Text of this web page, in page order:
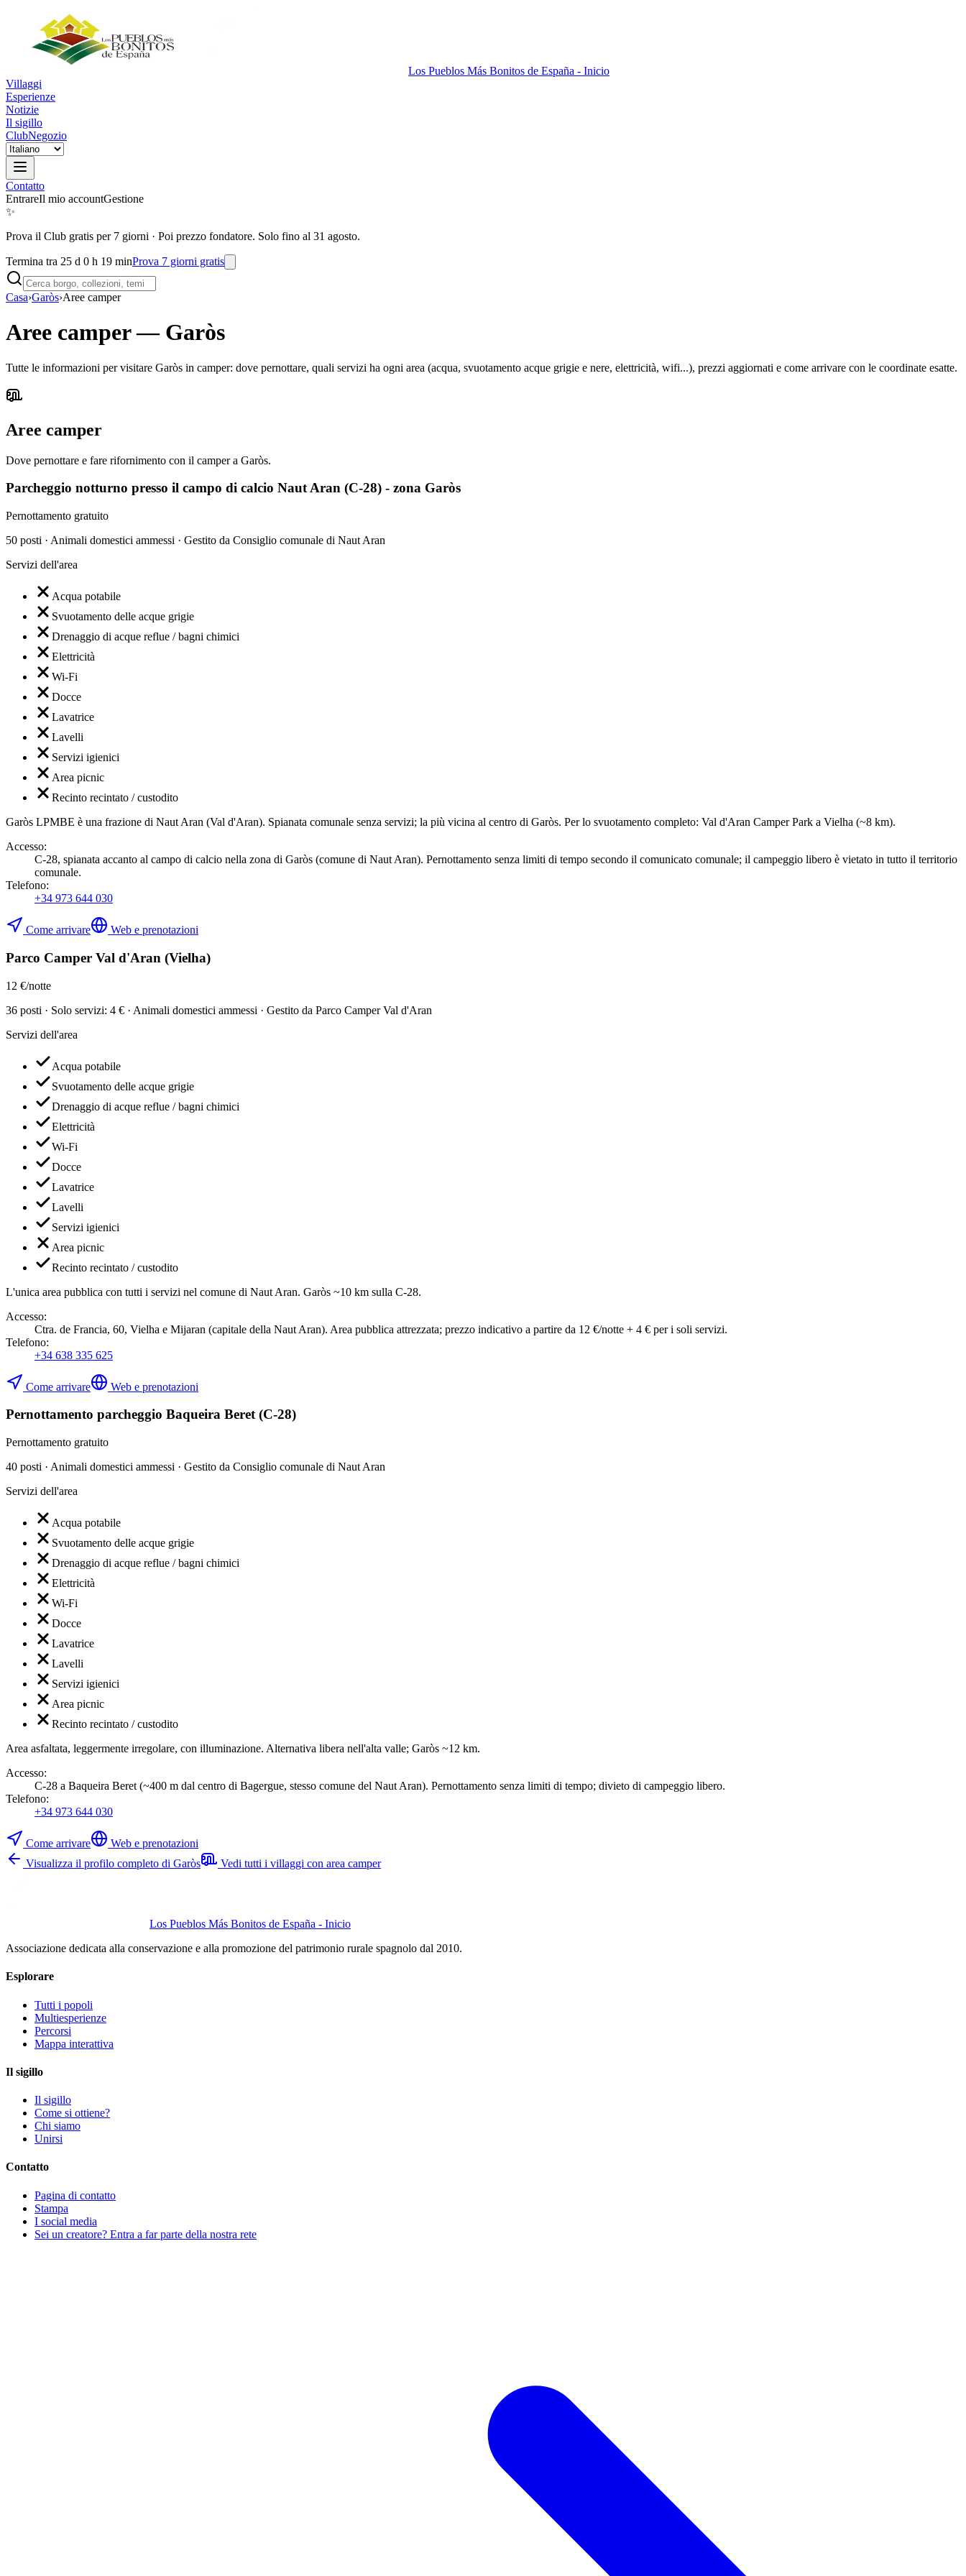
Los Pueblos Más Bonitos de España - Inicio
Villaggi
Esperienze
Notizie
Il sigillo
ClubNegozio
Contatto
EntrareIl mio accountGestione
✨
Prova il Club gratis per 7 giorni · Poi prezzo fondatore. Solo fino al 31 agosto.
Termina tra 25 d 0 h 19 minProva 7 giorni gratis
Casa›Garòs›Aree camper
Aree camper— Garòs
Tutte le informazioni per visitare Garòs in camper: dove pernottare, quali servizi ha ogni area (acqua, svuotamento acque grigie e nere, elettricità, wifi...), prezzi aggiornati e come arrivare con le coordinate esatte.
Aree camper
Dove pernottare e fare rifornimento con il camper a Garòs.
Parcheggio notturno presso il campo di calcio Naut Aran (C-28) - zona Garòs
Pernottamento gratuito
50 posti · Animali domestici ammessi · Gestito da Consiglio comunale di Naut Aran
Servizi dell'area
Acqua potabile
Svuotamento delle acque grigie
Drenaggio di acque reflue / bagni chimici
Elettricità
Wi-Fi
Docce
Lavatrice
Lavelli
Servizi igienici
Area picnic
Recinto recintato / custodito
Garòs LPMBE è una frazione di Naut Aran (Val d'Aran). Spianata comunale senza servizi; la più vicina al centro di Garòs. Per lo svuotamento completo: Val d'Aran Camper Park a Vielha (~8 km).
Accesso:
C-28, spianata accanto al campo di calcio nella zona di Garòs (comune di Naut Aran). Pernottamento senza limiti di tempo secondo il comunicato comunale; il campeggio libero è vietato in tutto il territorio
comunale.
Telefono:
+34 973 644 030
Come arrivare Web e prenotazioni
Parco Camper Val d'Aran (Vielha)
12 €/notte
36 posti · Solo servizi: 4 € · Animali domestici ammessi · Gestito da Parco Camper Val d'Aran
Servizi dell'area
Acqua potabile
Svuotamento delle acque grigie
Drenaggio di acque reflue / bagni chimici
Elettricità
Wi-Fi
Docce
Lavatrice
Lavelli
Servizi igienici
Area picnic
Recinto recintato / custodito
L'unica area pubblica con tutti i servizi nel comune di Naut Aran. Garòs ~10 km sulla C-28.
Accesso:
Ctra. de Francia, 60, Vielha e Mijaran (capitale della Naut Aran). Area pubblica attrezzata; prezzo indicativo a partire da 12 €/notte + 4 € per i soli servizi.
Telefono:
+34 638 335 625
Come arrivare Web e prenotazioni
Pernottamento parcheggio Baqueira Beret (C-28)
Pernottamento gratuito
40 posti · Animali domestici ammessi · Gestito da Consiglio comunale di Naut Aran
Servizi dell'area
Acqua potabile
Svuotamento delle acque grigie
Drenaggio di acque reflue / bagni chimici
Elettricità
Wi-Fi
Docce
Lavatrice
Lavelli
Servizi igienici
Area picnic
Recinto recintato / custodito
Area asfaltata, leggermente irregolare, con illuminazione. Alternativa libera nell'alta valle; Garòs ~12 km.
Accesso:
C-28 a Baqueira Beret (~400 m dal centro di Bagergue, stesso comune del Naut Aran). Pernottamento senza limiti di tempo; divieto di campeggio libero.
Telefono:
+34 973 644 030
Come arrivare
Web e prenotazioni
Visualizza il profilo completo di Garòs
Vedi tutti i villaggi con area camper
Los Pueblos Más Bonitos de España - Inicio
Associazione dedicata alla conservazione e alla promozione del patrimonio rurale spagnolo dal 2010.
Esplorare
Tutti i popoli
Multiesperienze
Percorsi
Mappa interattiva
Il sigillo
Il sigillo
Come si ottiene?
Chi siamo
Unirsi
Contatto
Pagina di contatto
Stampa
I social media
Sei un creatore? Entra a far parte della nostra rete